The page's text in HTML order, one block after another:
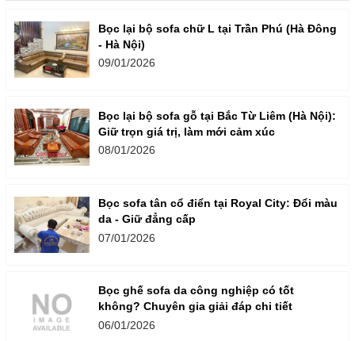
Bọc lại bộ sofa chữ L tại Trần Phú (Hà Đông
- Hà Nội)
09/01/2026
Bọc lại bộ sofa gỗ tại Bắc Từ Liêm (Hà Nội):
Giữ trọn giá trị, làm mới cảm xúc
08/01/2026
Bọc sofa tân cổ điển tại Royal City: Đổi màu
da - Giữ đẳng cấp
07/01/2026
Bọc ghế sofa da công nghiệp có tốt
không? Chuyên gia giải đáp chi tiết
06/01/2026